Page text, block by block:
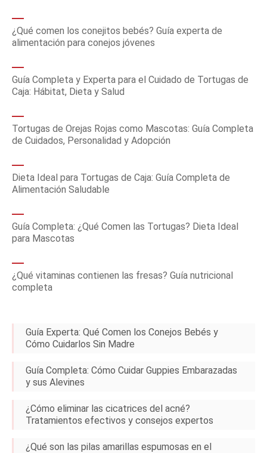
¿Qué comen los conejitos bebés? Guía experta de
alimentación para conejos jóvenes
Guía Completa y Experta para el Cuidado de Tortugas de
Caja: Hábitat, Dieta y Salud
Tortugas de Orejas Rojas como Mascotas: Guía Completa
de Cuidados, Personalidad y Adopción
Dieta Ideal para Tortugas de Caja: Guía Completa de
Alimentación Saludable
Guía Completa: ¿Qué Comen las Tortugas? Dieta Ideal
para Mascotas
¿Qué vitaminas contienen las fresas? Guía nutricional
completa
Guía Experta: Qué Comen los Conejos Bebés y
Cómo Cuidarlos Sin Madre
Guía Completa: Cómo Cuidar Guppies Embarazadas
y sus Alevines
¿Cómo eliminar las cicatrices del acné?
Tratamientos efectivos y consejos expertos
¿Qué son las pilas amarillas espumosas en el